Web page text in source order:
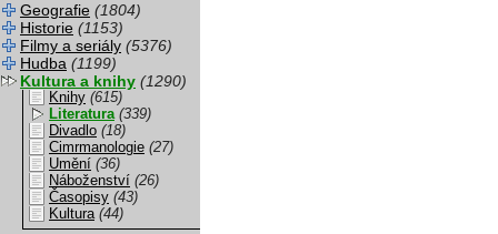
Geografie (1804)
Historie (1153)
Filmy a seriály (5376)
Hudba (1199)
Kultura a knihy (1290)
Knihy (615)
Literatura (339)
Divadlo (18)
Cimrmanologie (27)
Umění (36)
Náboženství (26)
Časopisy (43)
Kultura (44)